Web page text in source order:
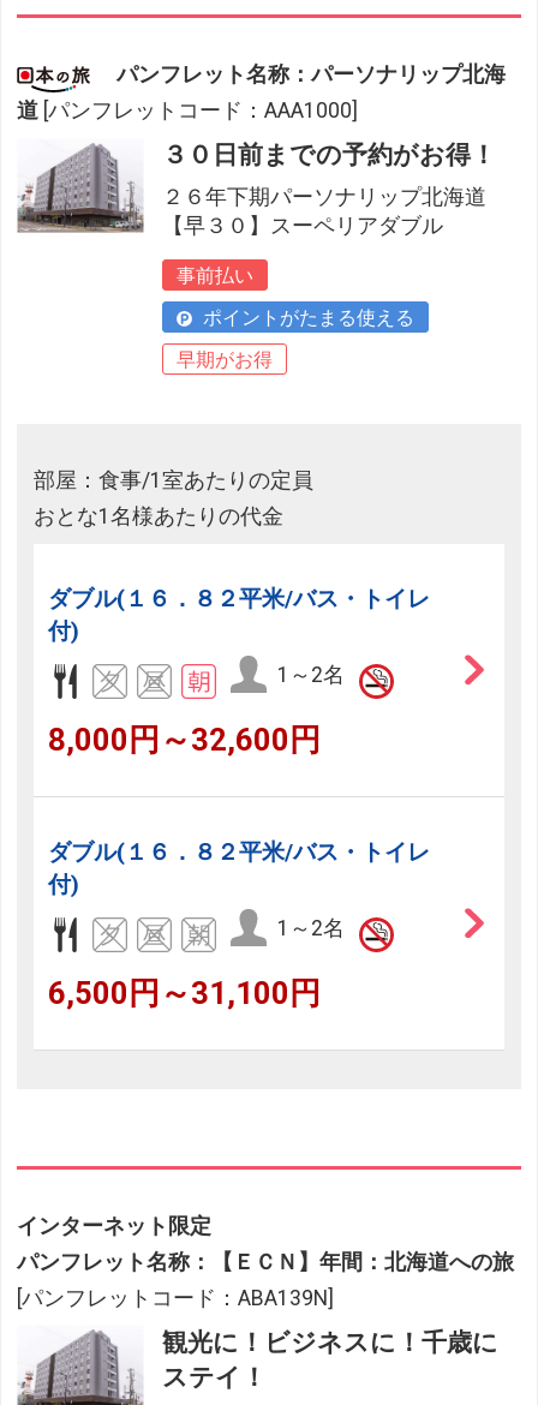
パンフレット名称：パーソナリップ北海
道 [パンフレットコード：AAA1000]
３０日前までの予約がお得！
２６年下期パーソナリップ北海道
【早３０】スーペリアダブル
事前払い
ポイントがたまる使える
早期がお得
部屋：食事/1室あたりの定員
おとな1名様あたりの代金
ダブル(１６．８２平米/バス・トイレ
付)
1～2名
8,000円～32,600円
ダブル(１６．８２平米/バス・トイレ
付)
1～2名
6,500円～31,100円
インターネット限定
パンフレット名称：【ＥＣＮ】年間：北海道への旅
[パンフレットコード：ABA139N]
観光に！ビジネスに！千歳に
ステイ！